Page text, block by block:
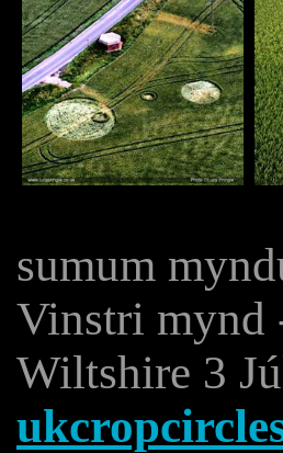
sumum
Vinstri mynd
Wiltshire 3